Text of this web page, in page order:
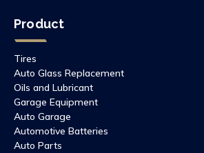
Product
Tires
Auto Glass Replacement
Oils and Lubricant
Garage Equipment
Auto Garage
Automotive Batteries
Auto Parts